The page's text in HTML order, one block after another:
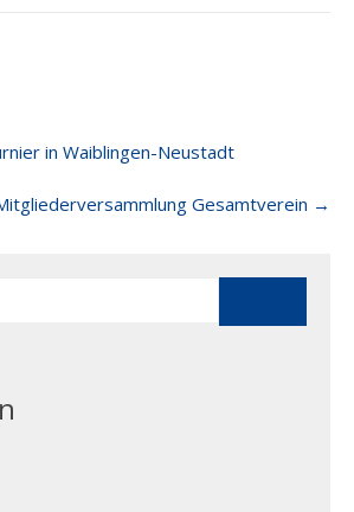
in Waiblingen-Neustadt
Gesamtverein →